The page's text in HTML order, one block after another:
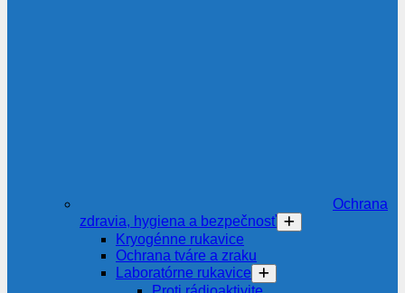
Ochrana
zdravia, hygiena a bezpečnosť
Kryogénne rukavice
Ochrana tváre a zraku
Laboratórne rukavice